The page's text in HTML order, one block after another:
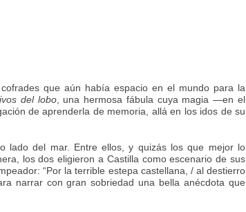
que aún había espacio en el mundo para la
del lobo, una hermosa fábula cuya magia —en el
de aprenderla de memoria, allá en los idos de su
lado del mar. Entre ellos, y quizás los que mejor lo
los dos eligieron a Castilla como escenario de sus
“Por la terrible estepa castellana, / al destierro
narrar con gran sobriedad una bella anécdota que